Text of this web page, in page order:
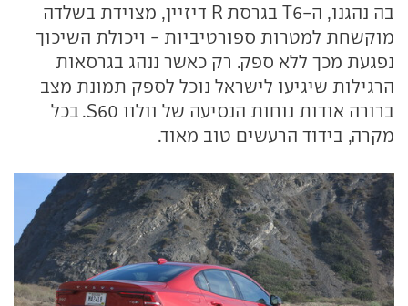
בה נהגנו, ה-T6 בגרסת R דיזיין, מצוידת בשלדה
מוקשחת למטרות ספורטיביות - ויכולת השיכוך
נפגעת מכך ללא ספק. רק כאשר ננהג בגרסאות
הרגילות שיגיעו לישראל נוכל לספק תמונת מצב
ברורה אודות נוחות הנסיעה של וולוו S60. בכל
מקרה, בידוד הרעשים טוב מאוד.